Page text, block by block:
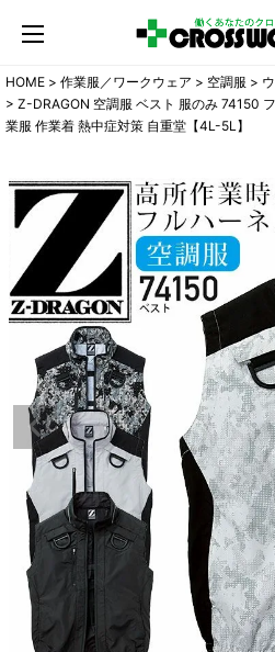
HOME 作業服／ワークウェア 空調服
Z-DRAGON 空調服 ベスト 服のみ 74150
業服 作業着 熱中症対策 自重堂【4L-5L】